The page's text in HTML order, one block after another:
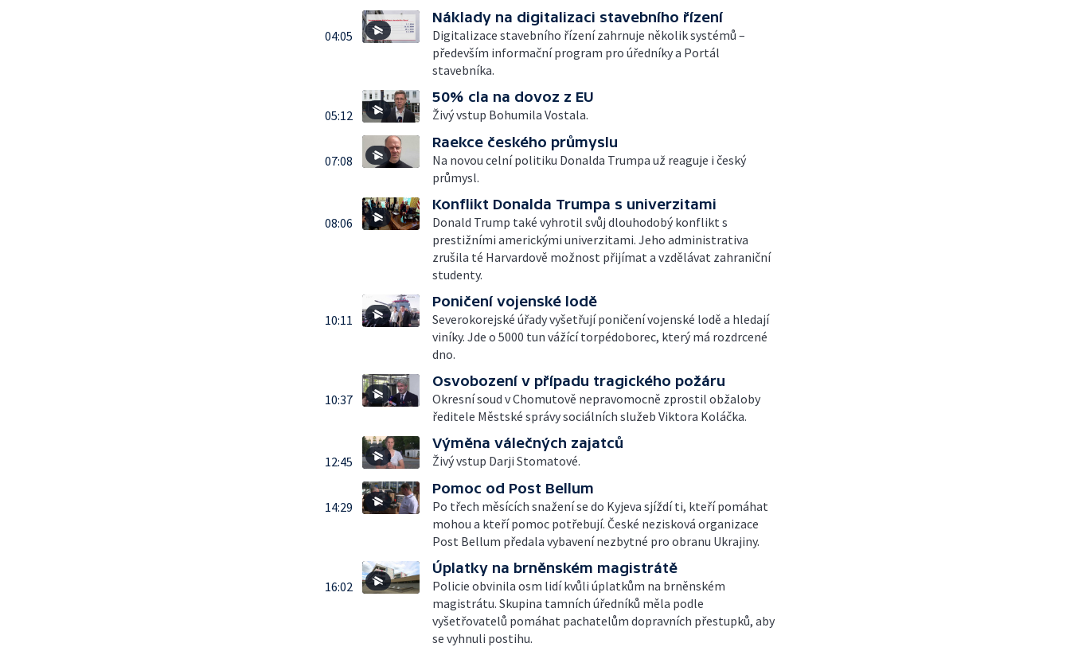
04:05
Náklady na digitalizaci stavebního řízení
Digitalizace stavebního řízení zahrnuje několik systémů –
především informační program pro úředníky a Portál
stavebníka.
05:12
50% cla na dovoz z EU
Živý vstup Bohumila Vostala.
07:08
Raekce českého průmyslu
Na novou celní politiku Donalda Trumpa už reaguje i český
průmysl.
08:06
Konflikt Donalda Trumpa s univerzitami
Donald Trump také vyhrotil svůj dlouhodobý konflikt s
prestižními americkými univerzitami. Jeho administrativa
zrušila té Harvardově možnost přijímat a vzdělávat zahraniční
studenty.
10:11
Poničení vojenské lodě
Severokorejské úřady vyšetřují poničení vojenské lodě a hledají
viníky. Jde o 5000 tun vážící torpédoborec, který má rozdrcené
dno.
10:37
Osvobození v případu tragického požáru
Okresní soud v Chomutově nepravomocně zprostil obžaloby
ředitele Městské správy sociálních služeb Viktora Koláčka.
12:45
Výměna válečných zajatců
Živý vstup Darji Stomatové.
14:29
Pomoc od Post Bellum
Po třech měsících snažení se do Kyjeva sjíždí ti, kteří pomáhat
mohou a kteří pomoc potřebují. České nezisková organizace
Post Bellum předala vybavení nezbytné pro obranu Ukrajiny.
16:02
Úplatky na brněnském magistrátě
Policie obvinila osm lidí kvůli úplatkům na brněnském
magistrátu. Skupina tamních úředníků měla podle
vyšetřovatelů pomáhat pachatelům dopravních přestupků, aby
se vyhnuli postihu.